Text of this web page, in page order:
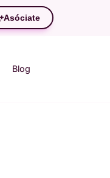
Asóciate
Blog